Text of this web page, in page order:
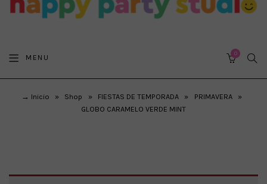
MENU 0
→ Inicio » Shop » FIESTAS DE TEMPORADA » PRIMAVERA
»
GLOBO CARAMELO VERDE MINT